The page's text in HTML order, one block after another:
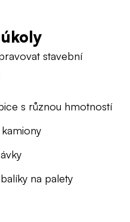
stavební
s různou hmotností
na palety